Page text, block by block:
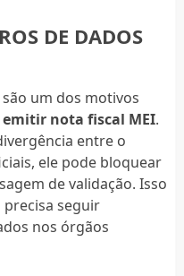
DE DADOS
um dos motivos
nota fiscal MEI.
entre o
ele pode bloquear
de validação. Isso
seguir
nos órgãos